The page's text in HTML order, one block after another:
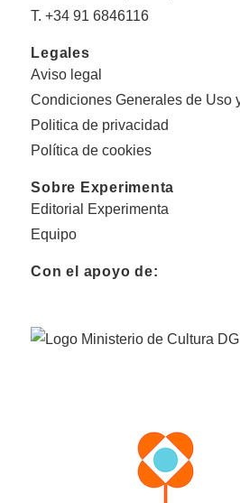
T. +34 91 6846116
Legales
Aviso legal
Condiciones Generales de Uso
Politica de privacidad
Política de cookies
Sobre Experimenta
Editorial Experimenta
Equipo
Con el apoyo de: